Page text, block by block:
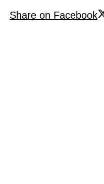
Share on Facebook